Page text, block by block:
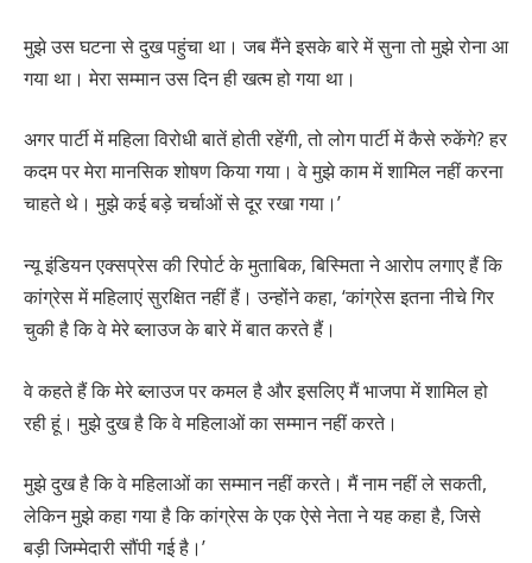
मुझे उस घटना से दुख पहुंचा था। जब मैंने इसके बारे में सुना तो मुझे रोना आ
गया था। मेरा सम्मान उस दिन ही खत्म हो गया था।
अगर पार्टी में महिला विरोधी बातें होती रहेंगी, तो लोग पार्टी में कैसे रुकेंगे? हर
कदम पर मेरा मानसिक शोषण किया गया। वे मुझे काम में शामिल नहीं करना
चाहते थे। मुझे कई बड़े चर्चाओं से दूर रखा गया।’
न्यू इंडियन एक्सप्रेस की रिपोर्ट के मुताबिक, बिस्मिता ने आरोप लगाए हैं कि
कांग्रेस में महिलाएं सुरक्षित नहीं हैं। उन्होंने कहा, ‘कांग्रेस इतना नीचे गिर
चुकी है कि वे मेरे ब्लाउज के बारे में बात करते हैं।
वे कहते हैं कि मेरे ब्लाउज पर कमल है और इसलिए मैं भाजपा में शामिल हो
रही हूं। मुझे दुख है कि वे महिलाओं का सम्मान नहीं करते।
मुझे दुख है कि वे महिलाओं का सम्मान नहीं करते। मैं नाम नहीं ले सकती,
लेकिन मुझे कहा गया है कि कांग्रेस के एक ऐसे नेता ने यह कहा है, जिसे
बड़ी जिम्मेदारी सौंपी गई है।’